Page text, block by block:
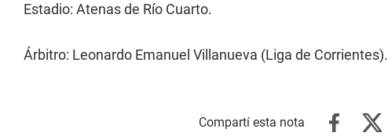
Estadio: Atenas de Río Cuarto.
Árbitro: Leonardo Emanuel Villanueva (Liga de Corrientes).